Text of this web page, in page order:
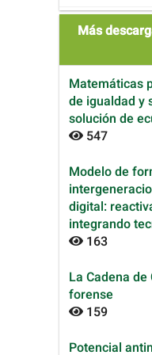
Más
Matemáticas
de igualdad y
solución de
547
Modelo de
digital:
integrando
163
La Cadena
forense
159
Potencial